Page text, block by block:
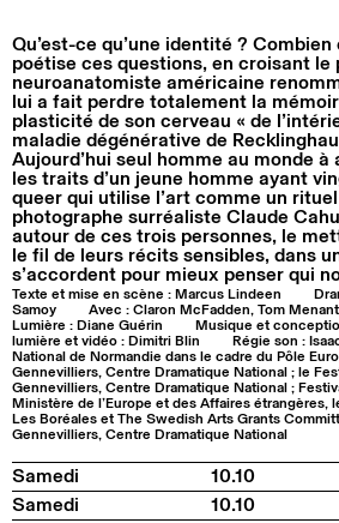
Qu’est-ce qu’une identité ?
poétise ces questions, en croisant le
neuroanatomiste américaine
lui a fait perdre totalement la
plasticité de son cerveau « de
maladie dégénérative de
Aujourd’hui seul homme au monde
les traits d’un jeune homme ayant
queer qui utilise l’art comme un
photographe surréaliste Claude
autour de ces trois personnes, le
le fil de leurs récits sensibles, dans
s’accordent pour mieux penser qui
Texte et mise en scène : Marcus Lindeen
Samoy
Avec : Claron McFadden, Tom
Lumière : Diane Guérin
Musique et
lumière et vidéo : Dimitri Blin
Régie son :
National de Normandie dans le cadre du Pôle
Gennevilliers, Centre Dramatique National ; le
Gennevilliers, Centre Dramatique National ;
Ministère de l’Europe et des Affaires
Les Boréales et The Swedish Arts Grants
Gennevilliers, Centre Dramatique National
Samedi 10.10
Samedi
10.10